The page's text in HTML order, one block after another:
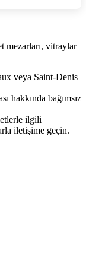
mezarları, vitraylar
veya Saint‑Denis
hakkında bağımsız
ilgili
iletişime geçin.